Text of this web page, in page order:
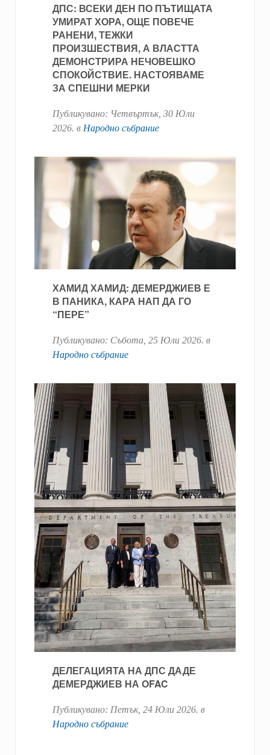
ДПС: ВСЕКИ ДЕН ПО ПЪТИЩАТА
УМИРАТ ХОРА, ОЩЕ ПОВЕЧЕ
РАНЕНИ, ТЕЖКИ
ПРОИЗШЕСТВИЯ, А ВЛАСТТА
ДЕМОНСТРИРА НЕЧОВЕШКО
СПОКОЙСТВИЕ. НАСТОЯВАМЕ
ЗА СПЕШНИ МЕРКИ
Публикувано: Четвъртък, 30 Юли
2026. в Народно събрание
ХАМИД ХАМИД: ДЕМЕРДЖИЕВ Е
В ПАНИКА, КАРА НАП ДА ГО
“ПЕРЕ”
Публикувано: Събота, 25 Юли 2026. в
Народно събрание
ДЕЛЕГАЦИЯТА НА ДПС ДАДЕ
ДЕМЕРДЖИЕВ НА OFAC
Публикувано: Петък, 24 Юли 2026. в
Народно събрание